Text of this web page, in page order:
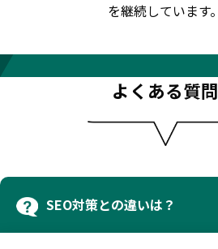
を継続しています。
よくある質問
SEO対策との違いは？